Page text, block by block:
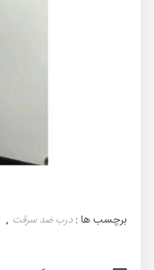
برچسب ها :درب ضد سرقت